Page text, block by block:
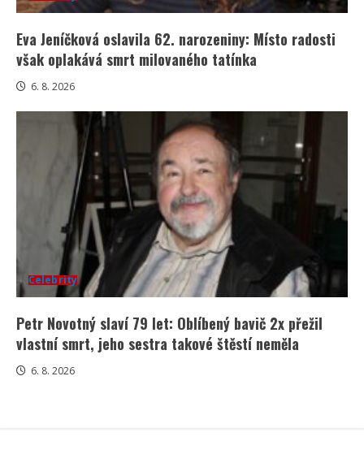
Eva Jeníčková oslavila 62. narozeniny: Místo radosti
však oplakává smrt milovaného tatínka
6. 8. 2026
Celebrity
Petr Novotný slaví 79 let: Oblíbený bavič 2x přežil
vlastní smrt, jeho sestra takové štěstí neměla
6. 8. 2026